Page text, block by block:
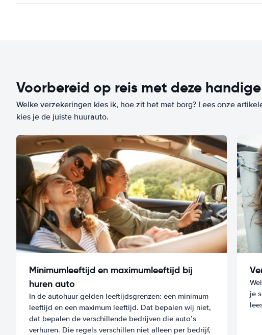
Voorbereid op reis met deze
Welke verzekeringen kies ik, hoe zit het met borg? Lees onze
kies je de juiste huurauto.
Minimumleeftijd en maximumleeftijd bij
huren auto
In de autohuur gelden leeftijdsgrenzen: een minimum
leeftijd en een maximum leeftijd. Dat bepalen wij niet,
dat bepalen de verschillende bedrijven die auto’s
verhuren. Die regels verschillen niet alleen per bedrijf,
je